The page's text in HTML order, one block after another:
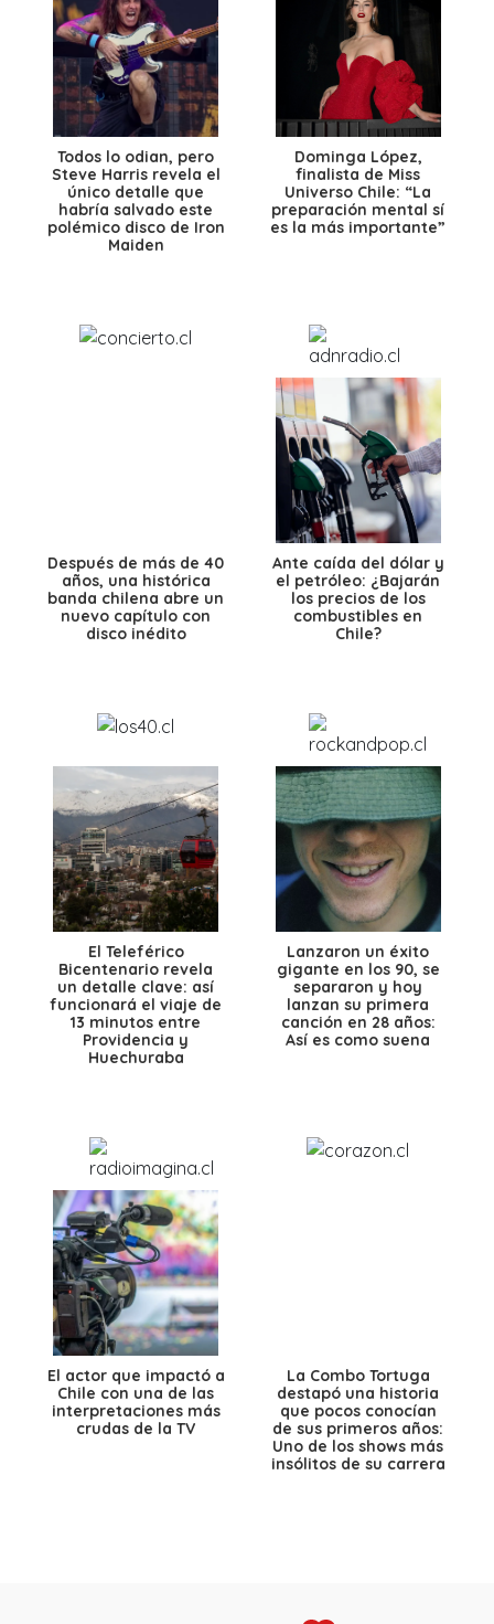
Todos lo odian, pero
Steve Harris revela el
único detalle que
habría salvado este
polémico disco de Iron
Maiden
Dominga López,
finalista de Miss
Universo Chile: “La
preparación mental sí
es la más importante”
Después de más de 40
años, una histórica
banda chilena abre un
nuevo capítulo con
disco inédito
Ante caída del dólar y
el petróleo: ¿Bajarán
los precios de los
combustibles en
Chile?
El Teleférico
Bicentenario revela
un detalle clave: así
funcionará el viaje de
13 minutos entre
Providencia y
Huechuraba
Lanzaron un éxito
gigante en los 90, se
separaron y hoy
lanzan su primera
canción en 28 años:
Así es como suena
El actor que impactó a
Chile con una de las
interpretaciones más
crudas de la TV
La Combo Tortuga
destapó una historia
que pocos conocían
de sus primeros años:
Uno de los shows más
insólitos de su carrera